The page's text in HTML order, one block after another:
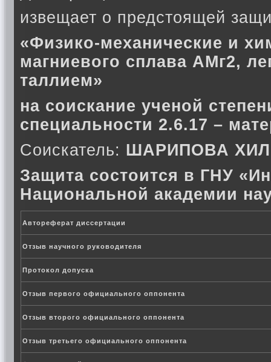
извещает о предстоящей
«Физико-механические и
магниевого сплава АМг2,
таллием»
на соискание ученой
специальности 2.6.17 –
Соискатель: ШАРИПОВА
Защита состоится в ГНУ
Национальной академии
Автореферат диссертации
Отзыв научного руководителя
Протокол допуска
Отзыв первого официального оппонента
Отзыв второго официального оппонента
Отзыв третьего официального оппонента